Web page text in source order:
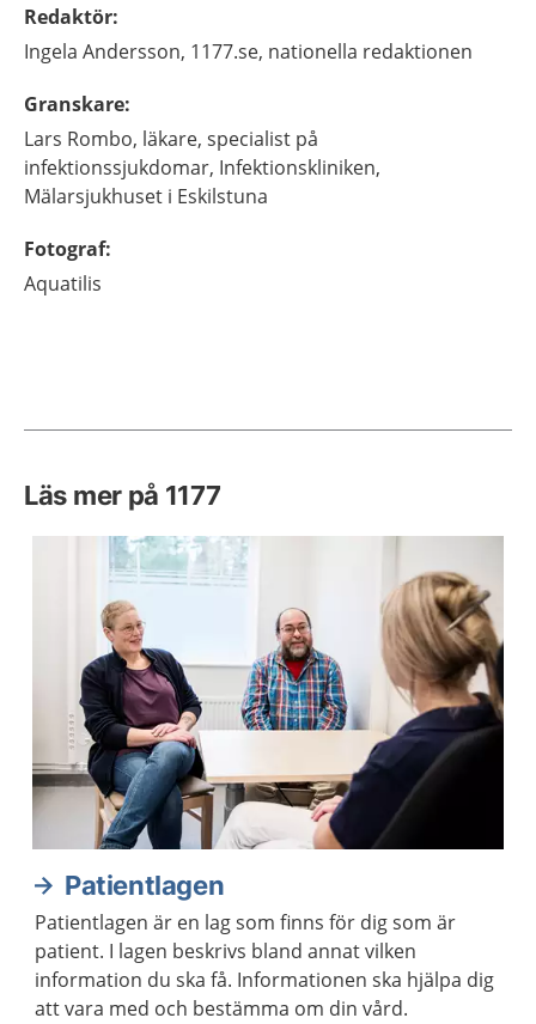
Redaktör:
Ingela Andersson, 1177.se, nationella redaktionen
Granskare:
Lars Rombo, läkare, specialist på
infektionssjukdomar, Infektionskliniken,
Mälarsjukhuset i Eskilstuna
Fotograf:
Aquatilis
Läs mer på 1177
Patientlagen
Patientlagen är en lag som finns för dig som är
patient. I lagen beskrivs bland annat vilken
information du ska få. Informationen ska hjälpa dig
att vara med och bestämma om din vård.